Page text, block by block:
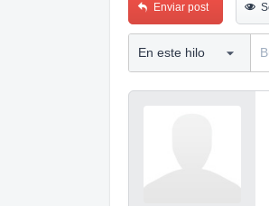
Enviar post